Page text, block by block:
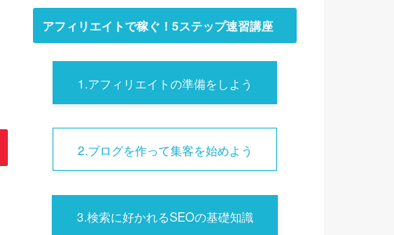
アフィリエイトで稼ぐ！5ステップ速習講座
1.アフィリエイトの準備をしよう
2.ブログを作って集客を始めよう
3.検索に好かれるSEOの基礎知識